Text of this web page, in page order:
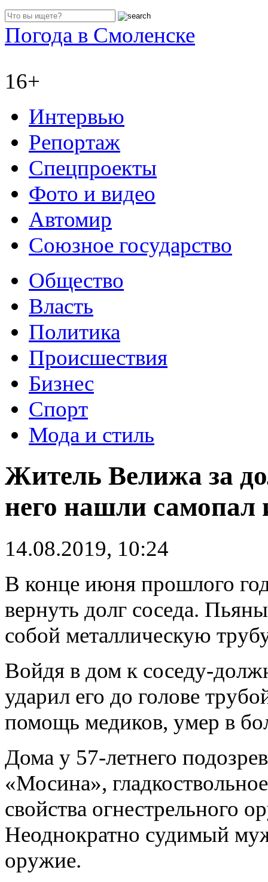
Погода в Смоленске
16+
Интервью
Репортаж
Спецпроекты
Фото и видео
Автомир
Союзное государство
Общество
Власть
Политика
Происшествия
Бизнес
Спорт
Мода и стиль
Житель Велижа за
него нашли самопал
14.08.2019, 10:24
В конце июня прошлого
вернуть долг соседа.
собой металлическую
Войдя в дом к соседу-
ударил его до голове
помощь медиков, умер в
Дома у 57-летнего
«Мосина»,
свойства огнестрельного
Неоднократно судимый
оружие.